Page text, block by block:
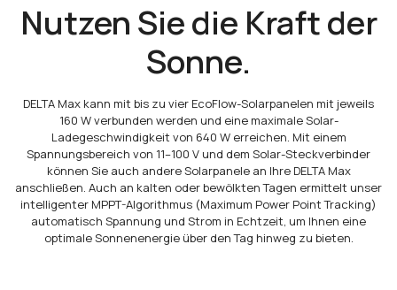
Nutzen Sie die Kraft der
Sonne.
DELTA Max kann mit bis zu vier EcoFlow-Solarpanelen mit jeweils
160 W verbunden werden und eine maximale Solar-
Ladegeschwindigkeit von 640 W erreichen. Mit einem
Spannungsbereich von 11–100 V und dem Solar-Steckverbinder
können Sie auch andere Solarpanele an Ihre DELTA Max
anschließen. Auch an kalten oder bewölkten Tagen ermittelt unser
intelligenter MPPT-Algorithmus (Maximum Power Point Tracking)
automatisch Spannung und Strom in Echtzeit, um Ihnen eine
optimale Sonnenenergie über den Tag hinweg zu bieten.